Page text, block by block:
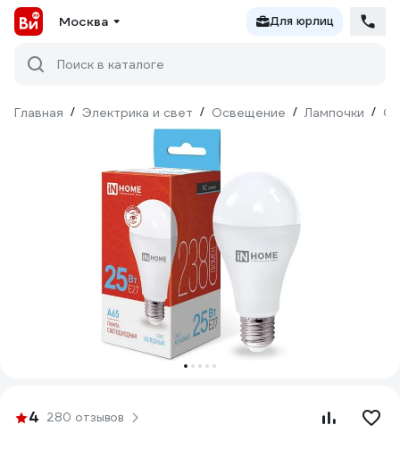
Москва Для юрлиц
Поиск в каталоге
Главная / Электрика и свет / Освещение / Лампочки /
4 280 отзывов